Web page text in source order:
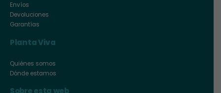
Envíos
Devoluciones
Garantías
Planta Viva
Quiénes somos
Dónde estamos